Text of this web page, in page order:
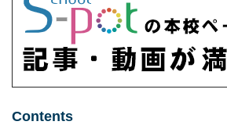
Contents